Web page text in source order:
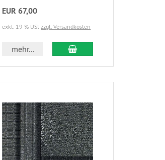
EUR 67,00
exkl. 19 % UStzzgl. Versandkosten
mehr...